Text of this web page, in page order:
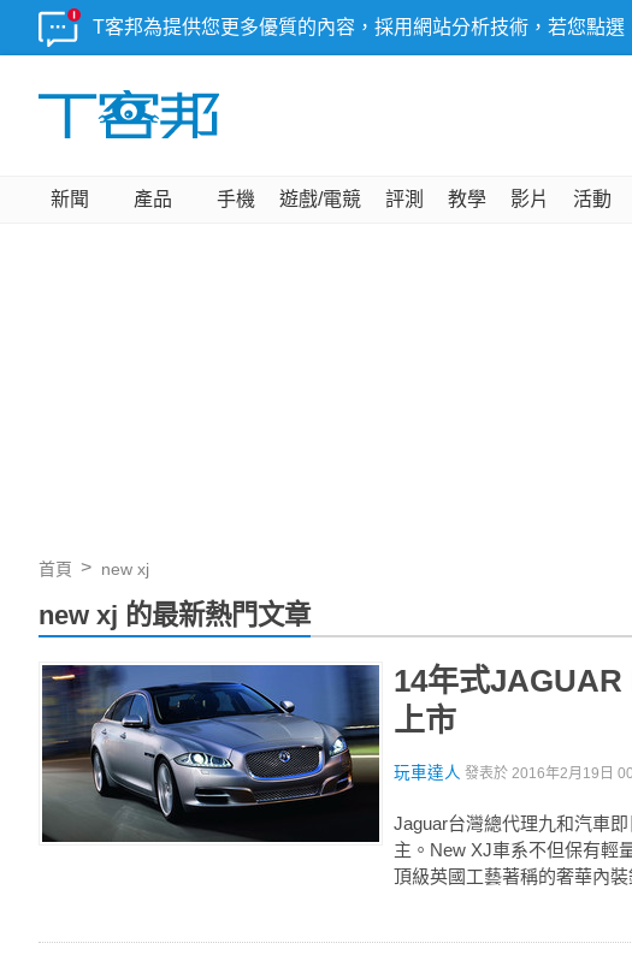
T客邦為提供您更多優質的內容，採用網站分析技術，若您點
新聞 產品 手機 遊戲/電競 評測 教學 影片 活動
首頁 new xj
new xj 的最新熱門文章
14年式
上市
玩車達人 發表於 2016年2月19日
Jaguar台灣總代理九和汽車
主。New XJ車系不但保有輕
頂級英國工藝著稱的奢華內